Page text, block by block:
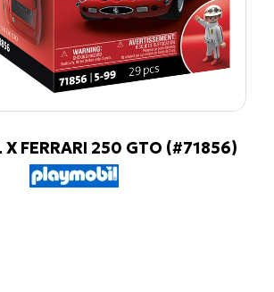
X FERRARI 250 GTO (#71856)